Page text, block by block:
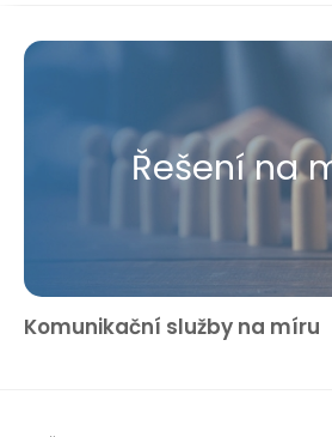
Řešení na
Komunikační služby na míru